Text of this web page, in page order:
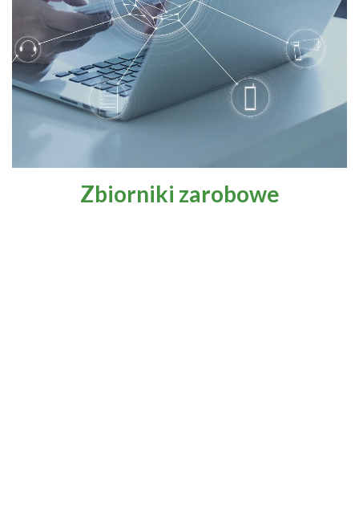
Zbiorniki zarobowe